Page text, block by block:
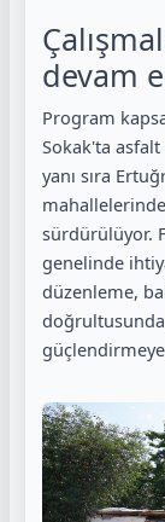
devam
Program
Sokak'ta asfalt
yanı sıra
sürdürülüyor.
genelinde
düzenleme,
doğrultusunda